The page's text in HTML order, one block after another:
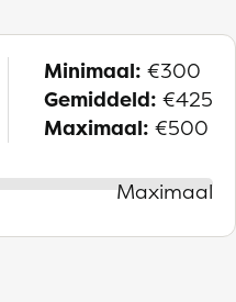
Minimaal: €300
Gemiddeld: €425
Maximaal: €500
Maximaal